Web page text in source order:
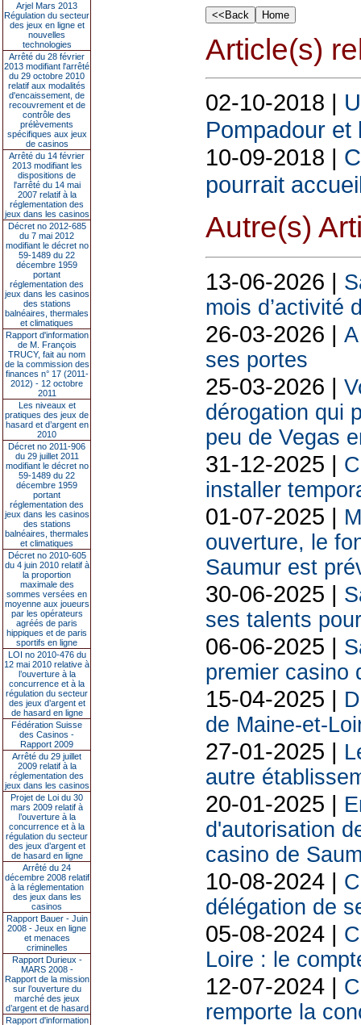
Arjel Mars 2013
Régulation du secteur
des jeux en ligne et
nouvelles
technologies
Arrêté du 28 février
2013 modifiant l'arrêté
du 29 octobre 2010
relatif aux modalités
d'encaissement, de
recouvrement et de
contrôle des
prélèvements
spécifiques aux jeux
de casinos
Arrêté du 14 février
2013 modifiant les
dispositions de
l'arrêté du 14 mai
2007 relatif à la
réglementation des
jeux dans les casinos
Décret no 2012-685
du 7 mai 2012
modifiant le décret no
59-1489 du 22
décembre 1959
portant
réglementation des
jeux dans les casinos
des stations
balnéaires, thermales
et climatiques
Rapport d'information
de M. François
TRUCY, fait au nom
de la commission des
finances n° 17 (2011-
2012) - 12 octobre
2011
Les niveaux et
pratiques des jeux de
hasard et d’argent en
2010
Décret no 2011-906
du 29 juillet 2011
modifiant le décret no
59-1489 du 22
décembre 1959
portant
réglementation des
jeux dans les casinos
des stations
balnéaires, thermales
et climatiques
Décret no 2010-605
du 4 juin 2010 relatif à
la proportion
maximale des
sommes versées en
moyenne aux joueurs
par les opérateurs
agréés de paris
hippiques et de paris
sportifs en ligne
LOI no 2010-476 du
12 mai 2010 relative à
l’ouverture à la
concurrence et à la
régulation du secteur
des jeux d’argent et
de hasard en ligne
Fédération Suisse
des Casinos -
Rapport 2009
Arrêté du 29 juillet
2009 relatif à la
réglementation des
jeux dans les casinos
Projet de Loi du 30
mars 2009 relatif à
l’ouverture à la
concurrence et à la
régulation du secteur
des jeux d’argent et
de hasard en ligne
Arrêté du 24
décembre 2008 relatif
à la réglementation
des jeux dans les
casinos
Rapport Bauer - Juin
2008 - Jeux en ligne
et menaces
criminelles
Rapport Durieux -
MARS 2008 -
Rapport de la mission
sur l’ouverture du
marché des jeux
d’argent et de hasard
Rapport d'information
Article(s)
02-10-2018 |
Pompadour et
10-09-2018 |
pourrait
Autre(s)
13-06-2026 |
mois d’activité
26-03-2026 |
ses portes
25-03-2026 |
dérogation qui
peu de Vegas
31-12-2025 |
installer
01-07-2025 |
ouverture, le
Saumur est
30-06-2025 |
ses talents
06-06-2025 |
premier casino
15-04-2025 |
de Maine-et-
27-01-2025 |
autre
20-01-2025 |
d'autorisation
casino de
10-08-2024 |
délégation de
05-08-2024 |
Loire : le
12-07-2024 |
remporte la